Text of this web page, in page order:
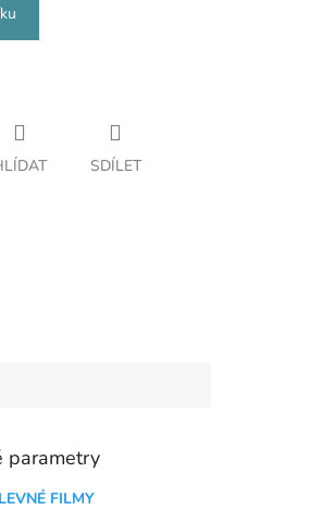
SDÍLET
parametry
LEVNÉ FILMY